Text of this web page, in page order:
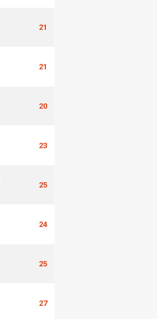
21
21
20
23
25
24
25
27